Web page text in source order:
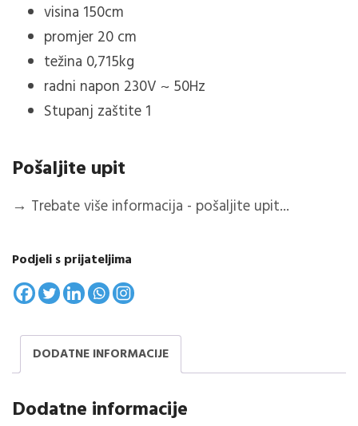
visina 150cm
promjer 20 cm
težina 0,715kg
radni napon 230V ~ 50Hz
Stupanj zaštite 1
Pošaljite upit
→ Trebate više informacija - pošaljite upit...
Podjeli s prijateljima
DODATNE INFORMACIJE
Dodatne informacije